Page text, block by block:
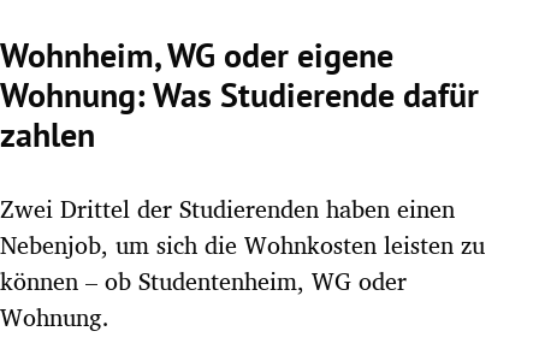
Untermenü
Untermenü
Untermenü
Untermenü
Untermenü
Wohnheim, WG oder eigene
Wohnung: Was Studierende dafür
zahlen
Zwei Drittel der Studierenden haben einen
Nebenjob, um sich die Wohnkosten leisten zu
können – ob Studentenheim, WG oder
Wohnung.